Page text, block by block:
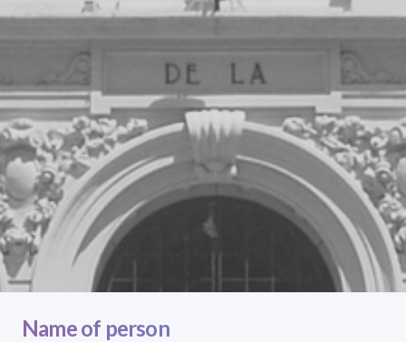
Name of person